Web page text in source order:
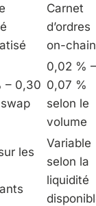
Carnet
d’ordres
on-chain
– 0,30
0,02 % –
0,07 %
selon le
volume
les
Variable
selon la
liquidité